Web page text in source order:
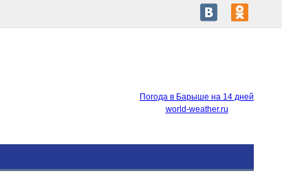
Погода в Барыше на 14 дней
world-weather.ru